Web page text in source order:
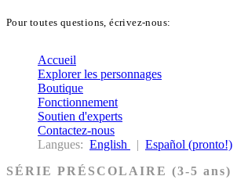
Pour toutes questions, écrivez-nous:
Accueil
Explorer les personnages
Boutique
Fonctionnement
Soutien d'experts
Contactez-nous
Langues: English | Español (pronto!)
SÉRIE PRÉSCOLAIRE (3-5 ans)